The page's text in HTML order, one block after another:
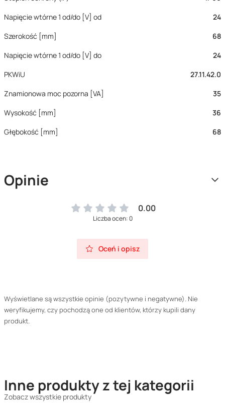
Napięcie wtórne 1 od/do [V] od
24
Szerokość [mm]
68
Napięcie wtórne 1 od/do [V] do
24
PKWiU
27.11.42.0
Znamionowa moc pozorna [VA]
35
Wysokość [mm]
36
Głębokość [mm]
68
Opinie
0.00
Liczba ocen: 0
Oceń i opisz
Wyświetlane są wszystkie opinie (pozytywne i negatywne). Nie
weryfikujemy, czy pochodzą one od klientów, którzy kupili dany
produkt.
Inne produkty z tej kategorii
Zobacz wszystkie produkty